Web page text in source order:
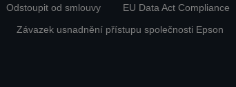
Odstoupit od smlouvy
EU Data Act Compliance
Závazek usnadnění přístupu společnosti Epson